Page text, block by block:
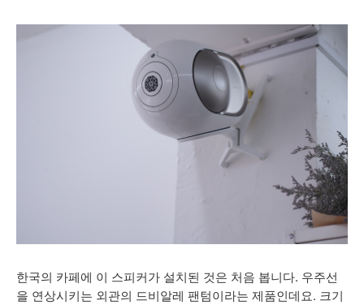
한국의 카페에 이 스피커가 설치된 것은 처음 봅니다. 우주선
을 연상시키는 외관의 드비알레 팬텀이라는 제품인데요. 크기